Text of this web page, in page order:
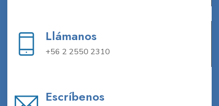
Llámanos
+56 2 2550 2310
Escríbenos